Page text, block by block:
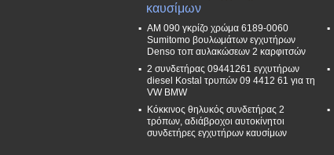
καυσίμων
ΑΜ 090 γκρίζο χρώμα 6189-0060
Sumitomo βουλωμάτων εγχυτήρων
Denso τοπ αυλακώσεων 2 καρφιτσών
2 συνδετήρας 09441261 εγχυτήρων
diesel Kostal τρυπών 09 4412 61 για τη
VW BMW
Κόκκινος θηλυκός συνδετήρας 2
τρόπων, αδιάβροχοι αυτοκίνητοι
συνδετήρες εγχυτήρων καυσίμων